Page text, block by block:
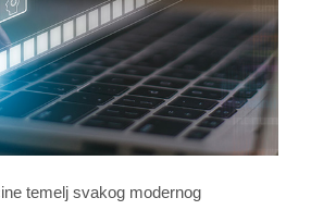
temelj svakog modernog